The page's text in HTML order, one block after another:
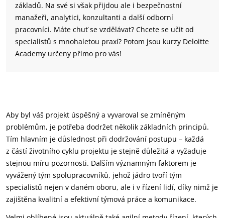
základů. Na své si však přijdou ale i bezpečnostní
manažeři, analytici, konzultanti a další odborní
pracovníci. Máte chuť se vzdělávat? Chcete se učit od
specialistů s mnohaletou praxí? Potom jsou kurzy Deloitte
Academy určeny přímo pro vás!
Aby byl váš projekt úspěšný a vyvaroval se zmíněným
problémům, je potřeba dodržet několik základních principů.
Tím hlavním je důslednost při dodržování postupu – každá
z částí životního cyklu projektu je stejně důležitá a vyžaduje
stejnou míru pozornosti. Dalším významným faktorem je
vyvážený tým spolupracovníků, jehož jádro tvoří tým
specialistů nejen v daném oboru, ale i v řízení lidí, díky nimž je
zajištěna kvalitní a efektivní týmová práce a komunikace.